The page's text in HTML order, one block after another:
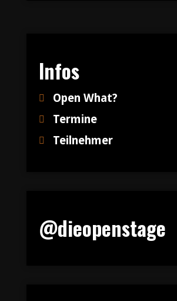
Infos
Open What?
Termine
Teilnehmer
@dieopenstage